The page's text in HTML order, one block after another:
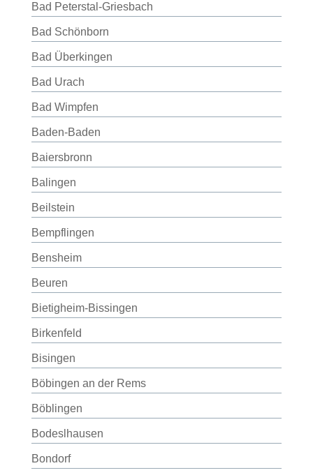
Bad Peterstal-Griesbach
Bad Schönborn
Bad Überkingen
Bad Urach
Bad Wimpfen
Baden-Baden
Baiersbronn
Balingen
Beilstein
Bempflingen
Bensheim
Beuren
Bietigheim-Bissingen
Birkenfeld
Bisingen
Böbingen an der Rems
Böblingen
Bodeslhausen
Bondorf